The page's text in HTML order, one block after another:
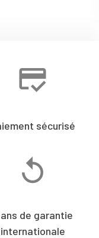
sécurisé
de garantie
internationale